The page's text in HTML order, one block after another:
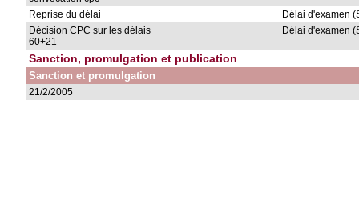
Reprise du délai
Délai d'examen
Décision CPC sur les délais
60+21
Délai d'examen
Sanction, promulgation et publication
Sanction et promulgation
21/2/2005